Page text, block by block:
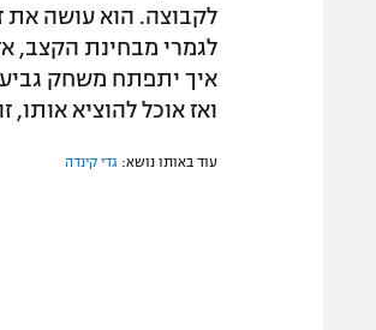
לקבוצה. הוא עושה את
לגמרי מבחינת הקצב,
איך יתפתח משחק
ואז אוכל להוציא
עוד באותו נושא: גדי קינדה